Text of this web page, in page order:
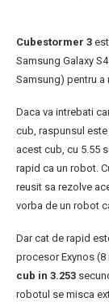
Cubestormer 3
Samsung Galaxy
Samsung) pentru a
Daca va intrebati
cub, raspunsul
acest cub, cu 5.55
rapid ca un robot.
reusit sa rezolve
vorba de un robot
Dar cat de rapid
procesor Exynos
cub in 3.253
robotul se misca